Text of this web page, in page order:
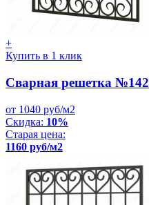
+
Купить в 1 клик
Сварная решетка №142
от 1040 руб/м2
Скидка: 10%
Старая цена:
1160 руб/м2